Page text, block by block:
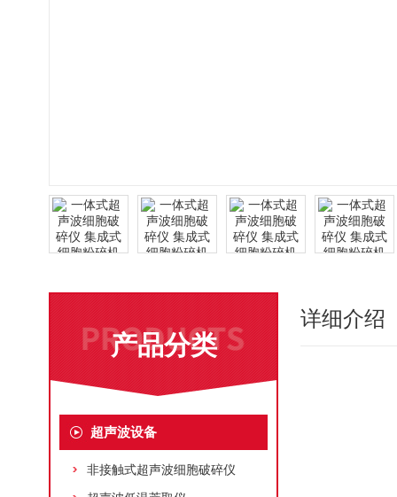
产品分类
超声波设备
非接触式超声波细胞破碎仪
详细介绍